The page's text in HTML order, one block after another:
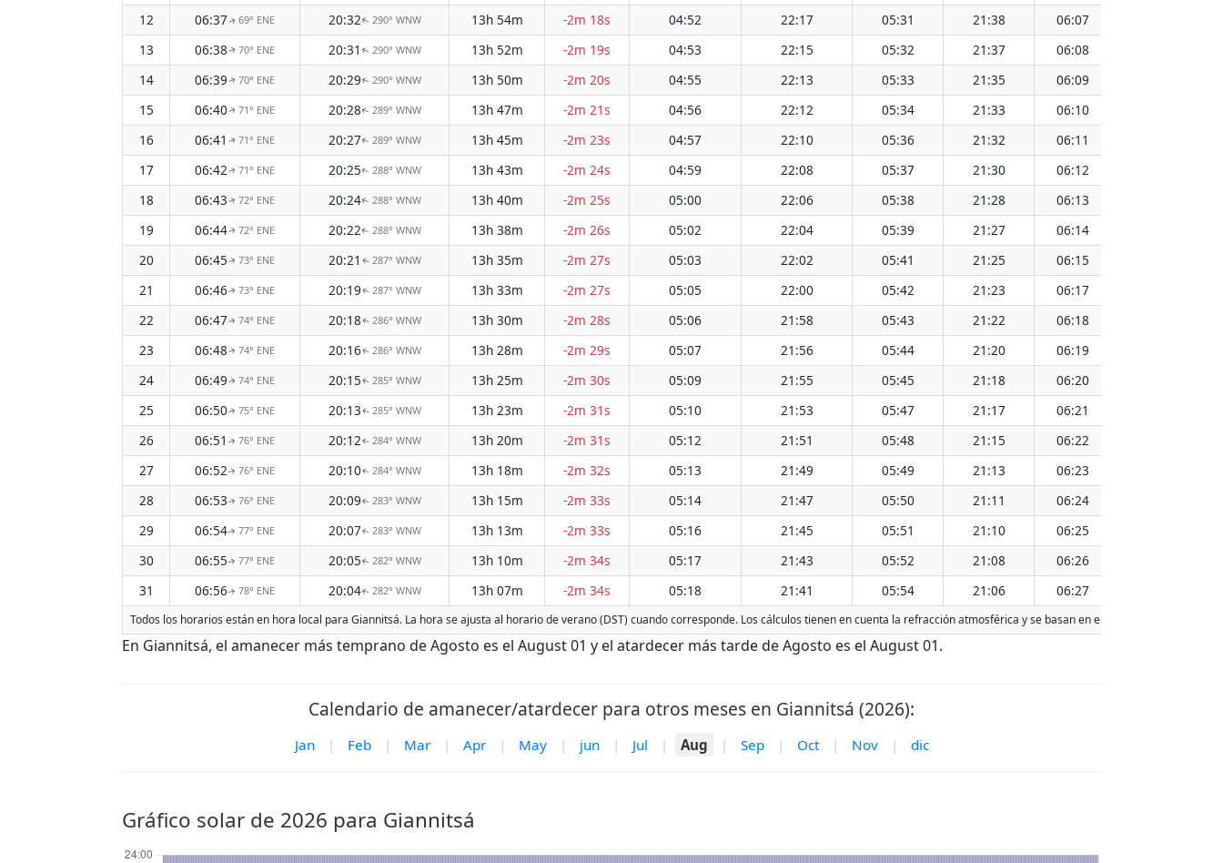
12
06:37↑69° ENE 20:32↑ 290° WNW 13h 54m -2m 18s 04:52 22:17 05:31 21:38 06:07
13
06:38↑70° ENE 20:31 ↑ 290° WNW 13h 52m -2m 19s 04:53 22:15 05:32 21:37 06:08
14
06:39↑70° ENE 20:29↑ 290° WNW 13h 50m -2m 20s 04:55 22:13 05:33 21:35 06:09
15
06:40↑71° ENE 20:28↑ 289° WNW 13h 47m -2m 21s 04:56 22:12 05:34 21:33 06:10
16
06:41 ↑71° ENE 20:27↑ 289° WNW 13h 45m -2m 23s 04:57 22:10 05:36 21:32 06:11
17
06:42↑71° ENE 20:25↑ 288° WNW 13h 43m -2m 24s 04:59 22:08 05:37 21:30 06:12
18
06:43↑72° ENE 20:24↑ 288° WNW 13h 40m -2m 25s 05:00 22:06 05:38 21:28 06:13
19
06:44↑72° ENE 20:22↑ 288° WNW 13h 38m -2m 26s 05:02 22:04 05:39 21:27 06:14
20
06:45↑73° ENE 20:21 ↑ 287° WNW 13h 35m -2m 27s 05:03 22:02 05:41 21:25 06:15
21
06:46↑73° ENE 20:19↑ 287° WNW 13h 33m -2m 27s 05:05 22:00 05:42 21:23 06:17
22
06:47↑ 74° ENE 20:18↑ 286° WNW 13h 30m -2m 28s 05:06 21:58 05:43 21:22 06:18
23
06:48↑ 74° ENE 20:16↑ 286° WNW 13h 28m -2m 29s 05:07 21:56 05:44 21:20 06:19
24
06:49↑ 74° ENE 20:15↑ 285° WNW 13h 25m -2m 30s 05:09 21:55 05:45 21:18 06:20
25
06:50↑ 75° ENE 20:13↑ 285° WNW 13h 23m -2m 31s 05:10 21:53 05:47 21:17 06:21
26
06:51 ↑ 76° ENE 20:12↑ 284° WNW 13h 20m -2m 31s 05:12 21:51 05:48 21:15 06:22
27
06:52↑ 76° ENE 20:10↑ 284° WNW 13h 18m -2m 32s 05:13 21:49 05:49 21:13 06:23
28
06:53↑ 76° ENE 20:09↑ 283° WNW 13h 15m -2m 33s 05:14 21:47 05:50 21:11 06:24
29
06:54↑ 77° ENE 20:07↑ 283° WNW 13h 13m -2m 33s 05:16 21:45 05:51 21:10 06:25
30
06:55↑ 77° ENE 20:05↑ 282° WNW 13h 10m -2m 34s 05:17 21:43 05:52 21:08 06:26
31
06:56↑ 78° ENE 20:04↑ 282° WNW 13h 07m -2m 34s 05:18 21:41 05:54 21:06 06:27
Todos los horarios están en hora local para Giannitsá. La hora se ajusta al horario de verano (DST) cuando corresponde. Los cálculos tienen en cuenta la refracción atmosférica y se basan en el calendario
En Giannitsá, el amanecer más temprano de Agosto es el August 01 y el atardecer más tarde de Agosto es el August 01.
Calendario de amanecer/atardecer para otros meses en Giannitsá (2026):
Jan | Feb | Mar | Apr | May | jun | Jul | Aug | Sep | Oct | Nov | dic
Gráfico solar de 2026 para Giannitsá